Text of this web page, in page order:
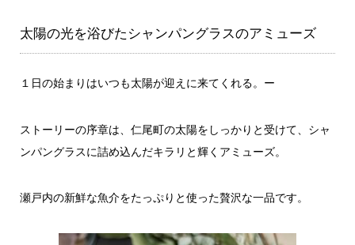
太陽の光を浴びたシャンパングラスのアミューズ
１日の始まりはいつも太陽が迎えに来てくれる。ー
ストーリーの序章は、仁尾町の太陽をしっかりと受けて、シャ
ンパングラスに詰め込んだキラリと輝くアミューズ。
瀬戸内の新鮮な魚介をたっぷりと使った贅沢な一品です。